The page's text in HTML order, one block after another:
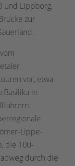
und Lippborg,
zur
vor, etwa
Basilika in
Lippe-
die 100-
durch die